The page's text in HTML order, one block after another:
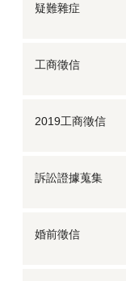
疑難雜症
工商徵信
2019工商徵信
訴訟證據蒐集
婚前徵信